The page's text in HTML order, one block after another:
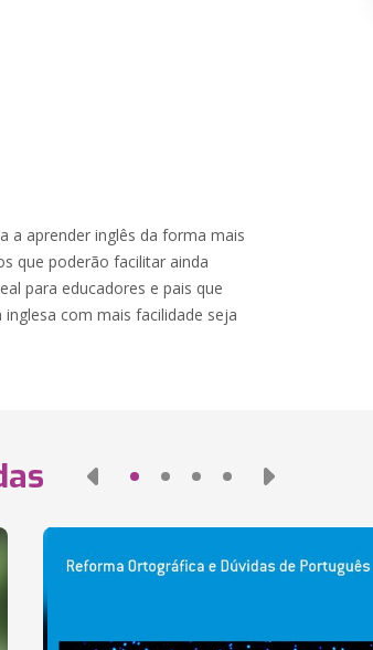
a aprender inglês da forma mais
que poderão facilitar ainda
para educadores e pais que
com mais facilidade seja